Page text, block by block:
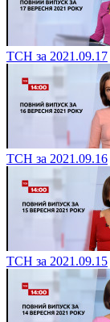
ТСН за 2021.09.17
ТСН за 2021.09.16
ТСН за 2021.09.15